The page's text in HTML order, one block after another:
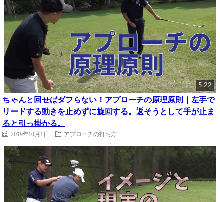
5:22
ちゃんと回せばダフらない！アプローチの原理原則｜左手で
リードする動きを止めずに旋回する。返そうとして手が止ま
ると引っ掛かる。
2019年10月1日 アプローチの打ち方